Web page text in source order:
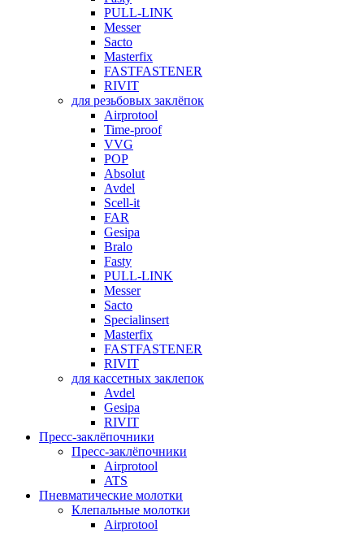
PULL-LINK
Messer
Sacto
Masterfix
FASTFASTENER
RIVIT
для резьбовых заклёпок
Airprotool
Time-proof
VVG
POP
Absolut
Avdel
Scell-it
FAR
Gesipa
Bralo
Fasty
PULL-LINK
Messer
Sacto
Specialinsert
Masterfix
FASTFASTENER
RIVIT
для кассетных заклепок
Avdel
Gesipa
RIVIT
Пресс-заклёпочники
Пресс-заклёпочники
Airprotool
ATS
Пневматические молотки
Клепальные молотки
Airprotool